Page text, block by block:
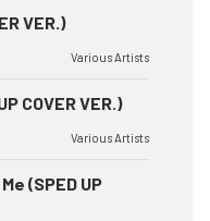
VER.)
Various Artists
COVER VER.)
Various Artists
(SPED UP